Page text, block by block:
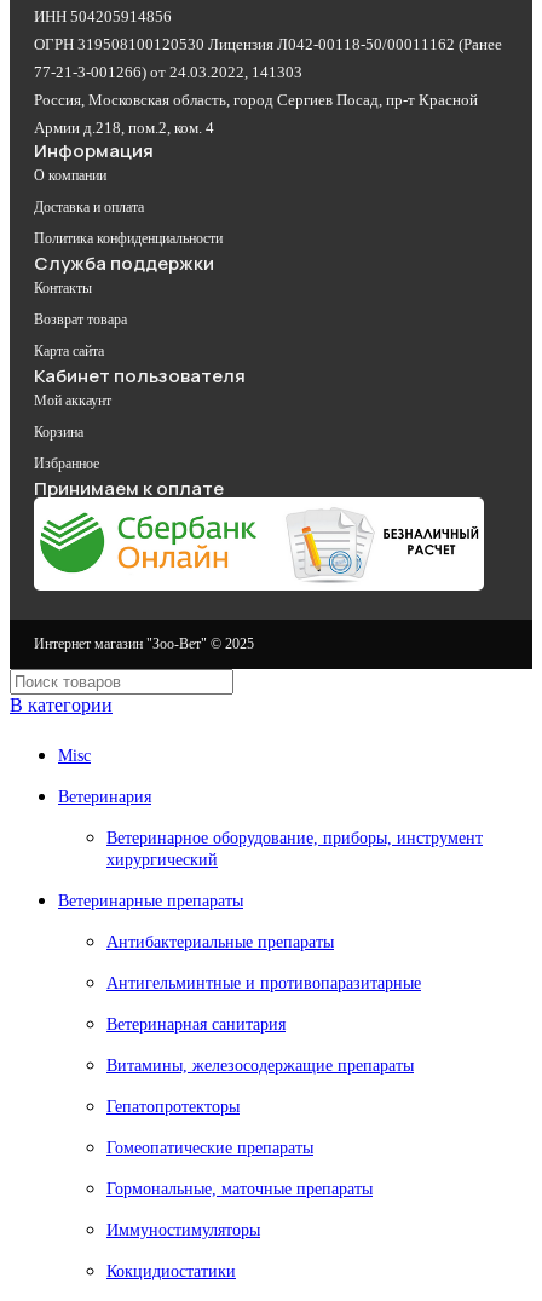
ИНН 504205914856
ОГРН 319508100120530 Лицензия Л042-00118-50/00011162 (Ранее
77-21-3-001266) от 24.03.2022, 141303
Россия, Московская область, город Сергиев Посад, пр-т Красной
Армии д.218, пом.2, ком. 4
Информация
О компании
Доставка и оплата
Политика конфиденциальности
Служба поддержки
Контакты
Возврат товара
Карта сайта
Кабинет пользователя
Мой аккаунт
Корзина
Избранное
Принимаем к оплате
Интернет магазин "Зоо-Вет" © 2025
В категории
Misc
Ветеринария
Ветеринарное оборудование, приборы, инструмент
хирургический
Ветеринарные препараты
Антибактериальные препараты
Антигельминтные и противопаразитарные
Ветеринарная санитария
Витамины, железосодержащие препараты
Гепатопротекторы
Гомеопатические препараты
Гормональные, маточные препараты
Иммуностимуляторы
Кокцидиостатики